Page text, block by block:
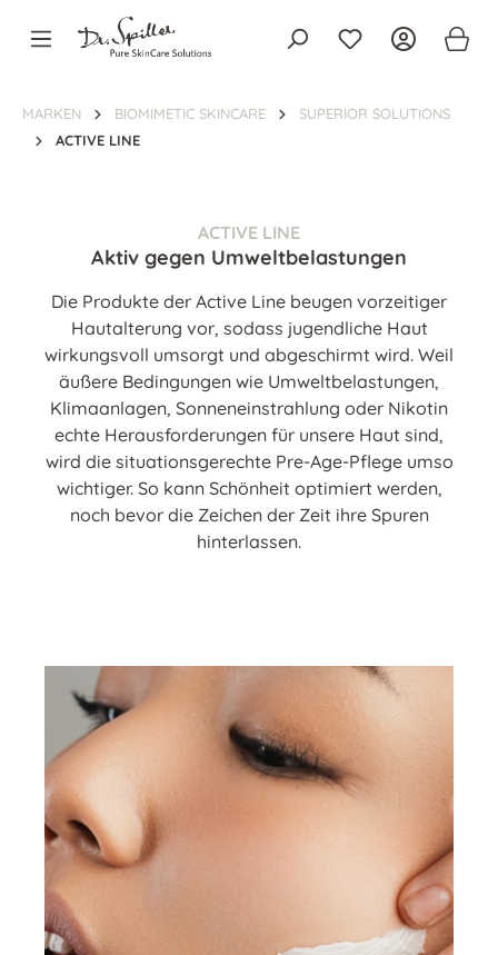
springen
MARKEN BIOMIMETIC SKINCARE
SUPERIOR SOLUTIONS
ACTIVE LINE
ACTIVE LINE
Aktiv gegen Umweltbelastungen
Die Produkte der Active Line beugen vorzeitiger
Hautalterung vor, sodass jugendliche Haut
wirkungsvoll umsorgt und abgeschirmt wird. Weil
äußere Bedingungen wie Umweltbelastungen,
Klimaanlagen, Sonneneinstrahlung oder Nikotin
echte Herausforderungen für unsere Haut sind,
wird die situationsgerechte Pre-Age-Pflege umso
wichtiger. So kann Schönheit optimiert werden,
noch bevor die Zeichen der Zeit ihre Spuren
hinterlassen.